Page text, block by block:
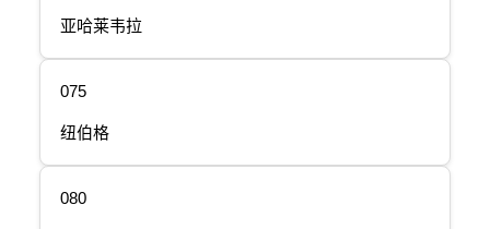
亚哈莱韦拉
075
纽伯格
080